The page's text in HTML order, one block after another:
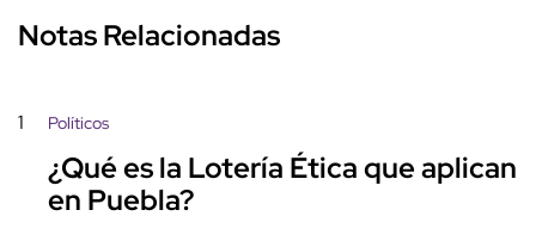
Notas Relacionadas
1 Políticos
¿Qué es la Lotería Ética que aplican
en Puebla?